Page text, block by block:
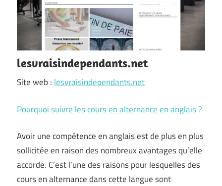
lesvraisindependants.net
Site web : lesvraisindependants.net
Pourquoi suivre les cours en alternance en anglais ?
Avoir une compétence en anglais est de plus en plus
sollicitée en raison des nombreux avantages qu’elle
accorde. C’est l’une des raisons pour lesquelles des
cours en alternance dans cette langue sont